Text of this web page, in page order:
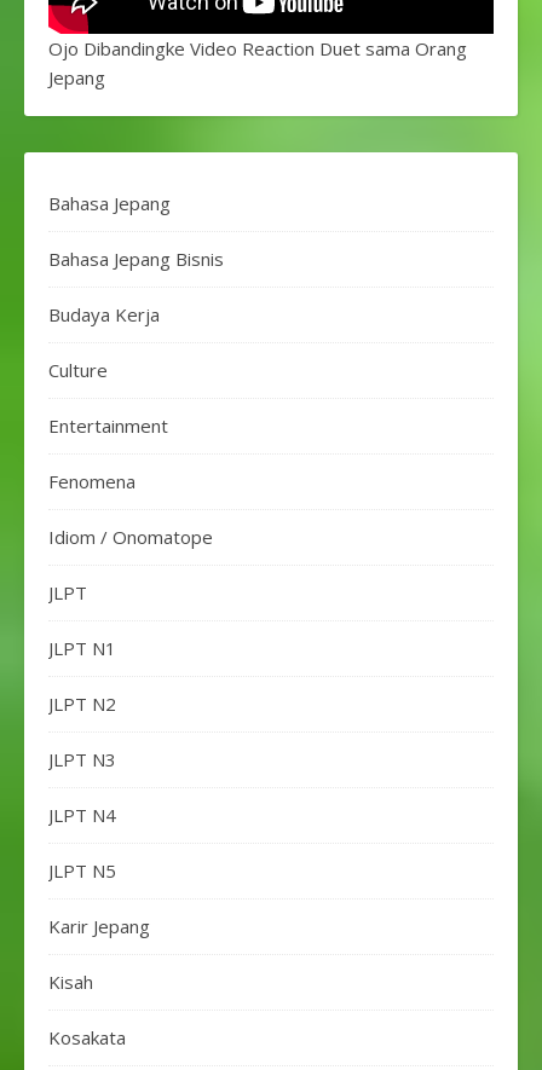
Ojo Dibandingke Video Reaction Duet sama Orang
Jepang
Bahasa Jepang
Bahasa Jepang Bisnis
Budaya Kerja
Culture
Entertainment
Fenomena
Idiom / Onomatope
JLPT
JLPT N1
JLPT N2
JLPT N3
JLPT N4
JLPT N5
Karir Jepang
Kisah
Kosakata